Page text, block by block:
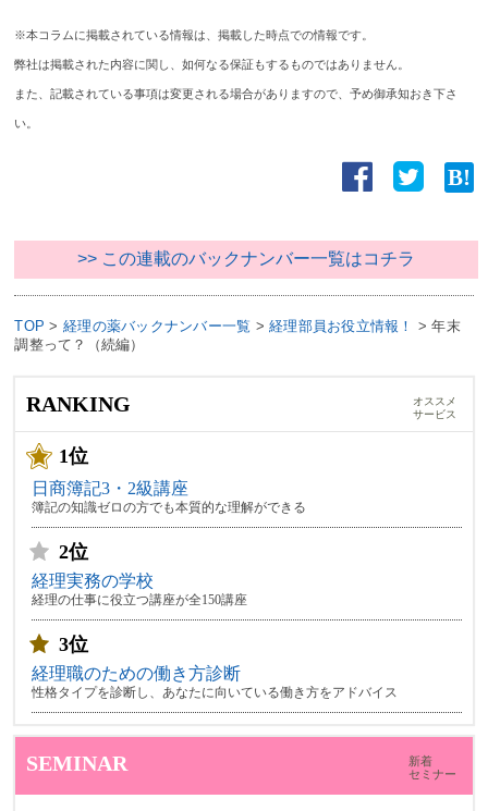
※本コラムに掲載されている情報は、掲載した時点での情報です。
弊社は掲載された内容に関し、如何なる保証もするものではありません。
また、記載されている事項は変更される場合がありますので、予め御承知おき下さ
い。
>> この連載のバックナンバー一覧はコチラ
TOP > 経理の薬バックナンバー一覧 >経理部員お役立情報！ >年末
調整って？（続編）
RANKING
オススメ
サービス
1位
日商簿記3・2級講座
簿記の知識ゼロの方でも本質的な理解ができる
2位
経理実務の学校
経理の仕事に役立つ講座が全150講座
3位
経理職のための働き方診断
性格タイプを診断し、あなたに向いている働き方をアドバイス
SEMINAR
新着
セミナー